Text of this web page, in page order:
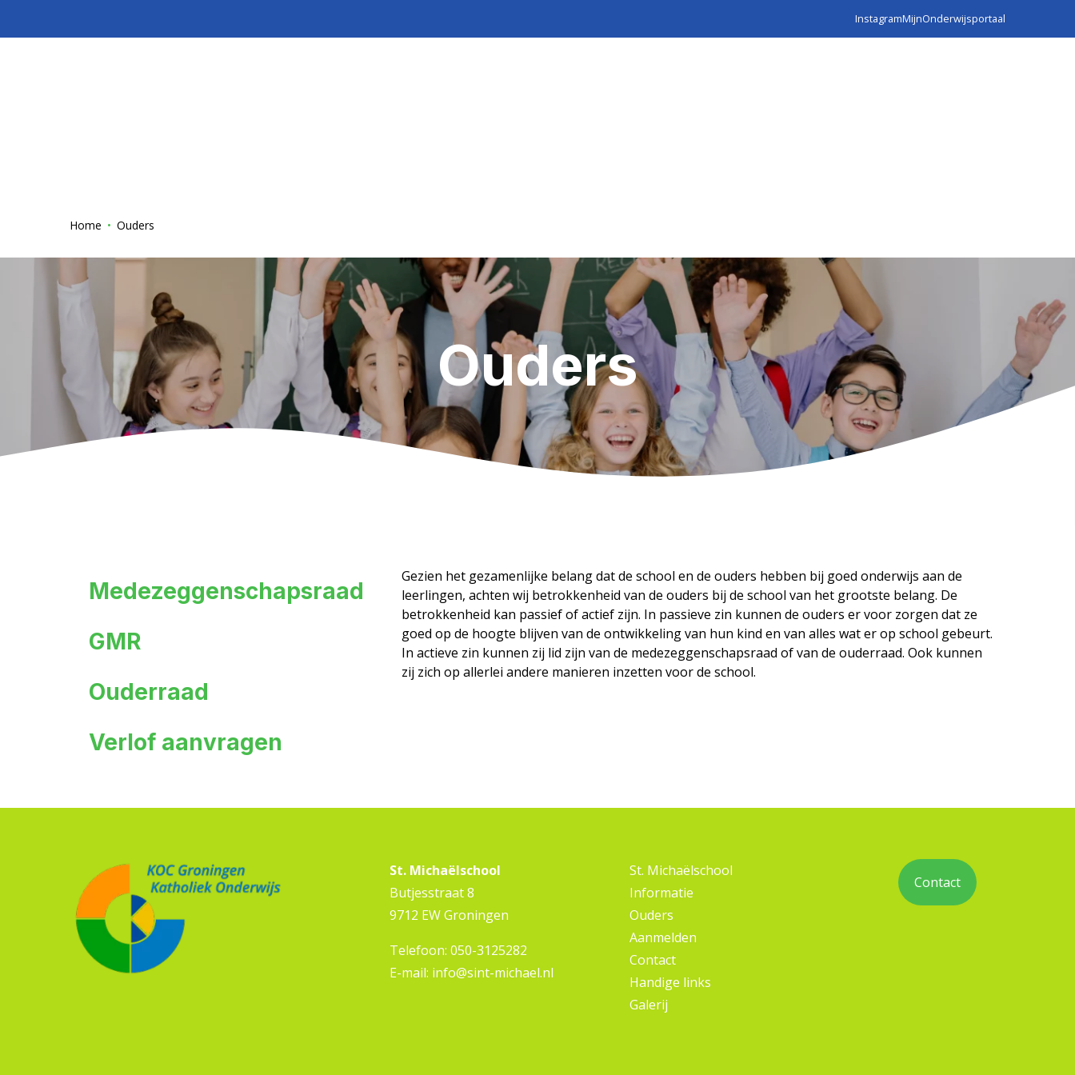
InstagramMijnOnderwijsportaal
Home Ouders
Ouders
Medezeggenschapsraad
GMR
Ouderraad
Verlof aanvragen
Gezien het gezamenlijke belang dat de school en de ouders hebben bij goed onderwijs aan de
leerlingen, achten wij betrokkenheid van de ouders bij de school van het grootste belang. De
betrokkenheid kan passief of actief zijn. In passieve zin kunnen de ouders er voor zorgen dat ze
goed op de hoogte blijven van de ontwikkeling van hun kind en van alles wat er op school gebeurt.
In actieve zin kunnen zij lid zijn van de medezeggenschapsraad of van de ouderraad. Ook kunnen
zij zich op allerlei andere manieren inzetten voor de school.
St. Michaëlschool
Butjesstraat 8
9712 EW Groningen
Telefoon: 050-3125282
E-mail: info@sint-michael.nl
St. Michaëlschool
Informatie
Ouders
Aanmelden
Contact
Handige links
Galerij
Contact